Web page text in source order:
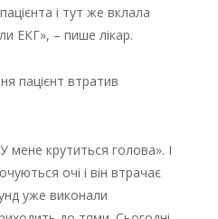
і тут же вклала
ЕКГ», – пише лікар.
пацієнт втратив
мене крутиться голова». І
очі і він втрачає
уже виконали